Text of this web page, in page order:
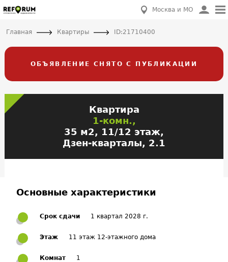
Москва и МО
Главная Квартиры ID:21710400
ОБЪЯВЛЕНИЕ СНЯТО С ПУБЛИКАЦИИ
Квартира
1-комн.,
35 м2, 11/12 этаж,
Дзен-кварталы, 2.1
Основные характеристики
Срок сдачи 1 квартал 2028 г.
Этаж 11 этаж 12-этажного дома
Комнат 1